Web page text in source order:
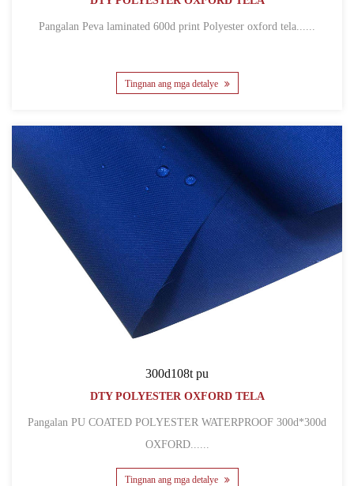
Pangalan Peva laminated 600d print Polyester oxford tela......
Tingnan ang mga detalye
300d108t pu
DTY POLYESTER OXFORD TELA
Pangalan PU COATED POLYESTER WATERPROOF 300d*300d
OXFORD......
Tingnan ang mga detalye